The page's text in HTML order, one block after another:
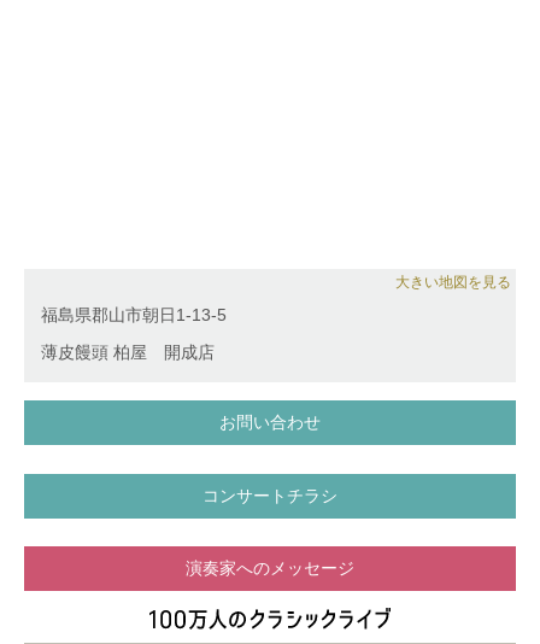
大きい地図を見る
福島県郡山市朝日1-13-5
薄皮饅頭 柏屋 開成店
お問い合わせ
コンサートチラシ
演奏家へのメッセージ